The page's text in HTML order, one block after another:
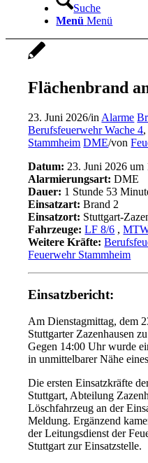
Suche
Menü Menü
Flächenbrand
23. Juni 2026/in Alarme
Berufsfeuerwehr Wache 4
Stammheim DME/von
Datum: 23. Juni 2026 um
Alarmierungsart: DME
Dauer: 1 Stunde 53
Einsatzart: Brand 2
Einsatzort: Stuttgart-
Fahrzeuge: LF 8/6 ,
Weitere Kräfte:
Feuerwehr Stammheim
Einsatzbericht:
Am Dienstagmittag, dem
Stuttgarter Zazenhausen
Gegen 14:00 Uhr wurde
in unmittelbarer Nähe
Die ersten Einsatzkräfte
Stuttgart, Abteilung
Löschfahrzeug an der
Meldung. Ergänzend
der Leitungsdienst der
Stuttgart zur Einsatzstelle.